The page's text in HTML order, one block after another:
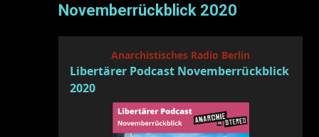
Novemberrückblick 2020